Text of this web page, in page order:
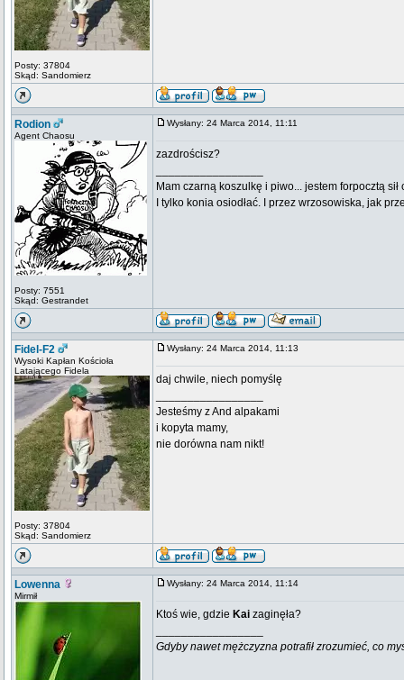
Posty: 37804
Skąd: Sandomierz
Rodion
Agent Chaosu
Posty: 7551
Skąd: Gestrandet
Wysłany: 24 Marca 2014, 11:11
zazdrościsz?
Mam czarną koszulkę i piwo... jestem forpocztą sił
I tylko konia osiodłać. I przez wrzosowiska, jak
Fidel-F2
Wysoki Kapłan Kościoła
Latającego Fidela
Posty: 37804
Skąd: Sandomierz
Wysłany: 24 Marca 2014, 11:13
daj chwile, niech pomyślę
Jesteśmy z And alpakami
i kopyta mamy,
nie dorówna nam nikt!
Lowenna
Mirmił
Wysłany: 24 Marca 2014, 11:14
Ktoś wie, gdzie Kai zaginęła?
Gdyby nawet mężczyzna potrafił zrozumieć, co